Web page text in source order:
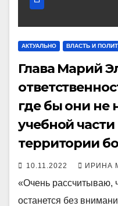
АКТУАЛЬНО ВЛАСТЬ И
Глава Марий
где бы они не
учебной
территории
10.11.2022 ИРИНА
«Очень рассчитываю,
останется без